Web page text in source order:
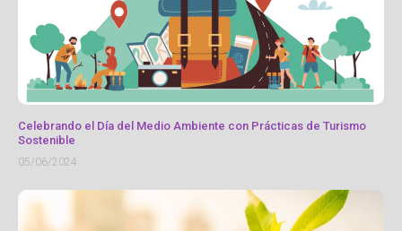
Celebrando el Día del Medio Ambiente con Prácticas de Turismo
Sostenible
05/06/2024